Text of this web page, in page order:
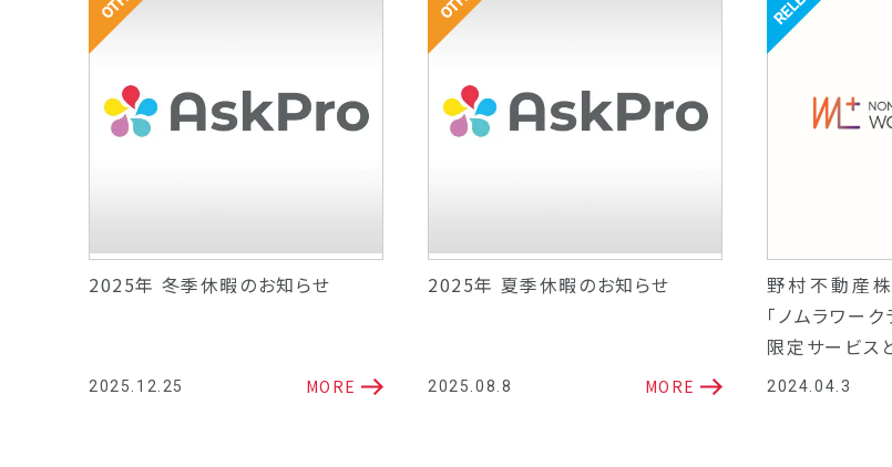
2025年 冬季休暇のお知らせ
2025.12.25 MORE
2025年 夏季休暇のお知らせ
2025.08.8 MORE
野村不動産
「ノムラワー
限定サービス
ポート窓口」を
2024.04.3